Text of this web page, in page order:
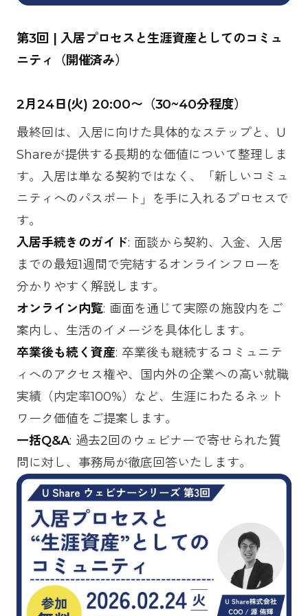
第3回 | 入居プロセスと生涯資産としてのコミュ
ニティ（開催済み）
2月24日(火) 20:00〜（30~40分程度）
最終回は、入居に向けた具体的なステップと、U
Shareが提供する長期的な価値について整理しま
す。入居は単なる契約ではなく、「新しいコミュ
ニティへのパスポート」を手に入れるプロセスで
す。
入居手続きのガイド: 面談から契約、入金、入居
までの最短1週間で完結するオンラインフローを
分かりやすく解説します。
オンライン内覧: 画面を通じて実際の施設内をご
案内し、生活のイメージを具体化します。
卒業後も続く資産: 卒業後も継続するコミュニテ
ィへのアクセス権や、国内外の企業への高い就職
実績（内定率100%）など、生涯にわたるネット
ワーク価値をご提案します。
一括Q&A: 過去2回のウェビナーで寄せられた質
問に対し、事務局が徹底回答いたします。